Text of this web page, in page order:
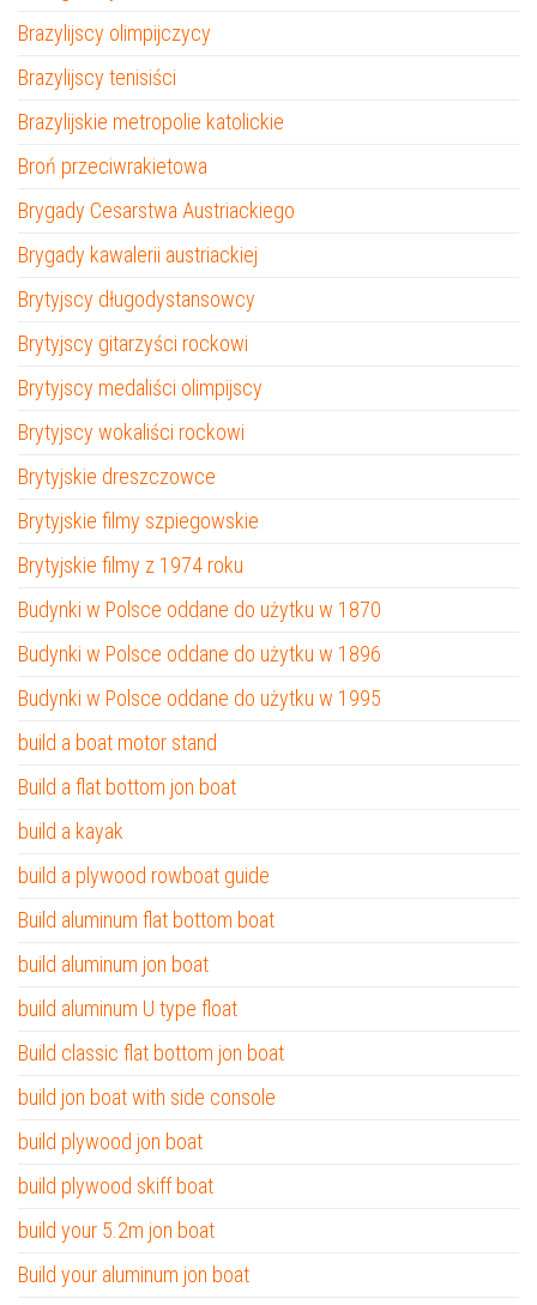
Brazylijscy olimpijczycy
Brazylijscy tenisiści
Brazylijskie metropolie katolickie
Broń przeciwrakietowa
Brygady Cesarstwa Austriackiego
Brygady kawalerii austriackiej
Brytyjscy długodystansowcy
Brytyjscy gitarzyści rockowi
Brytyjscy medaliści olimpijscy
Brytyjscy wokaliści rockowi
Brytyjskie dreszczowce
Brytyjskie filmy szpiegowskie
Brytyjskie filmy z 1974 roku
Budynki w Polsce oddane do użytku w 1870
Budynki w Polsce oddane do użytku w 1896
Budynki w Polsce oddane do użytku w 1995
build a boat motor stand
Build a flat bottom jon boat
build a kayak
build a plywood rowboat guide
Build aluminum flat bottom boat
build aluminum jon boat
build aluminum U type float
Build classic flat bottom jon boat
build jon boat with side console
build plywood jon boat
build plywood skiff boat
build your 5.2m jon boat
Build your aluminum jon boat